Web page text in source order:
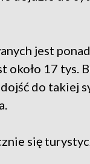
jest
około 17 tys.
do takiej
się